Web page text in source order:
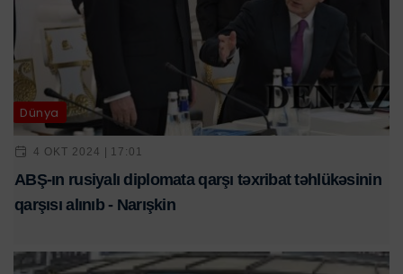
Dünya
4 OKT 2024 | 17:01
ABŞ-ın rusiyalı diplomata qarşı təxribat təhlükəsinin
qarşısı alınıb - Narışkin